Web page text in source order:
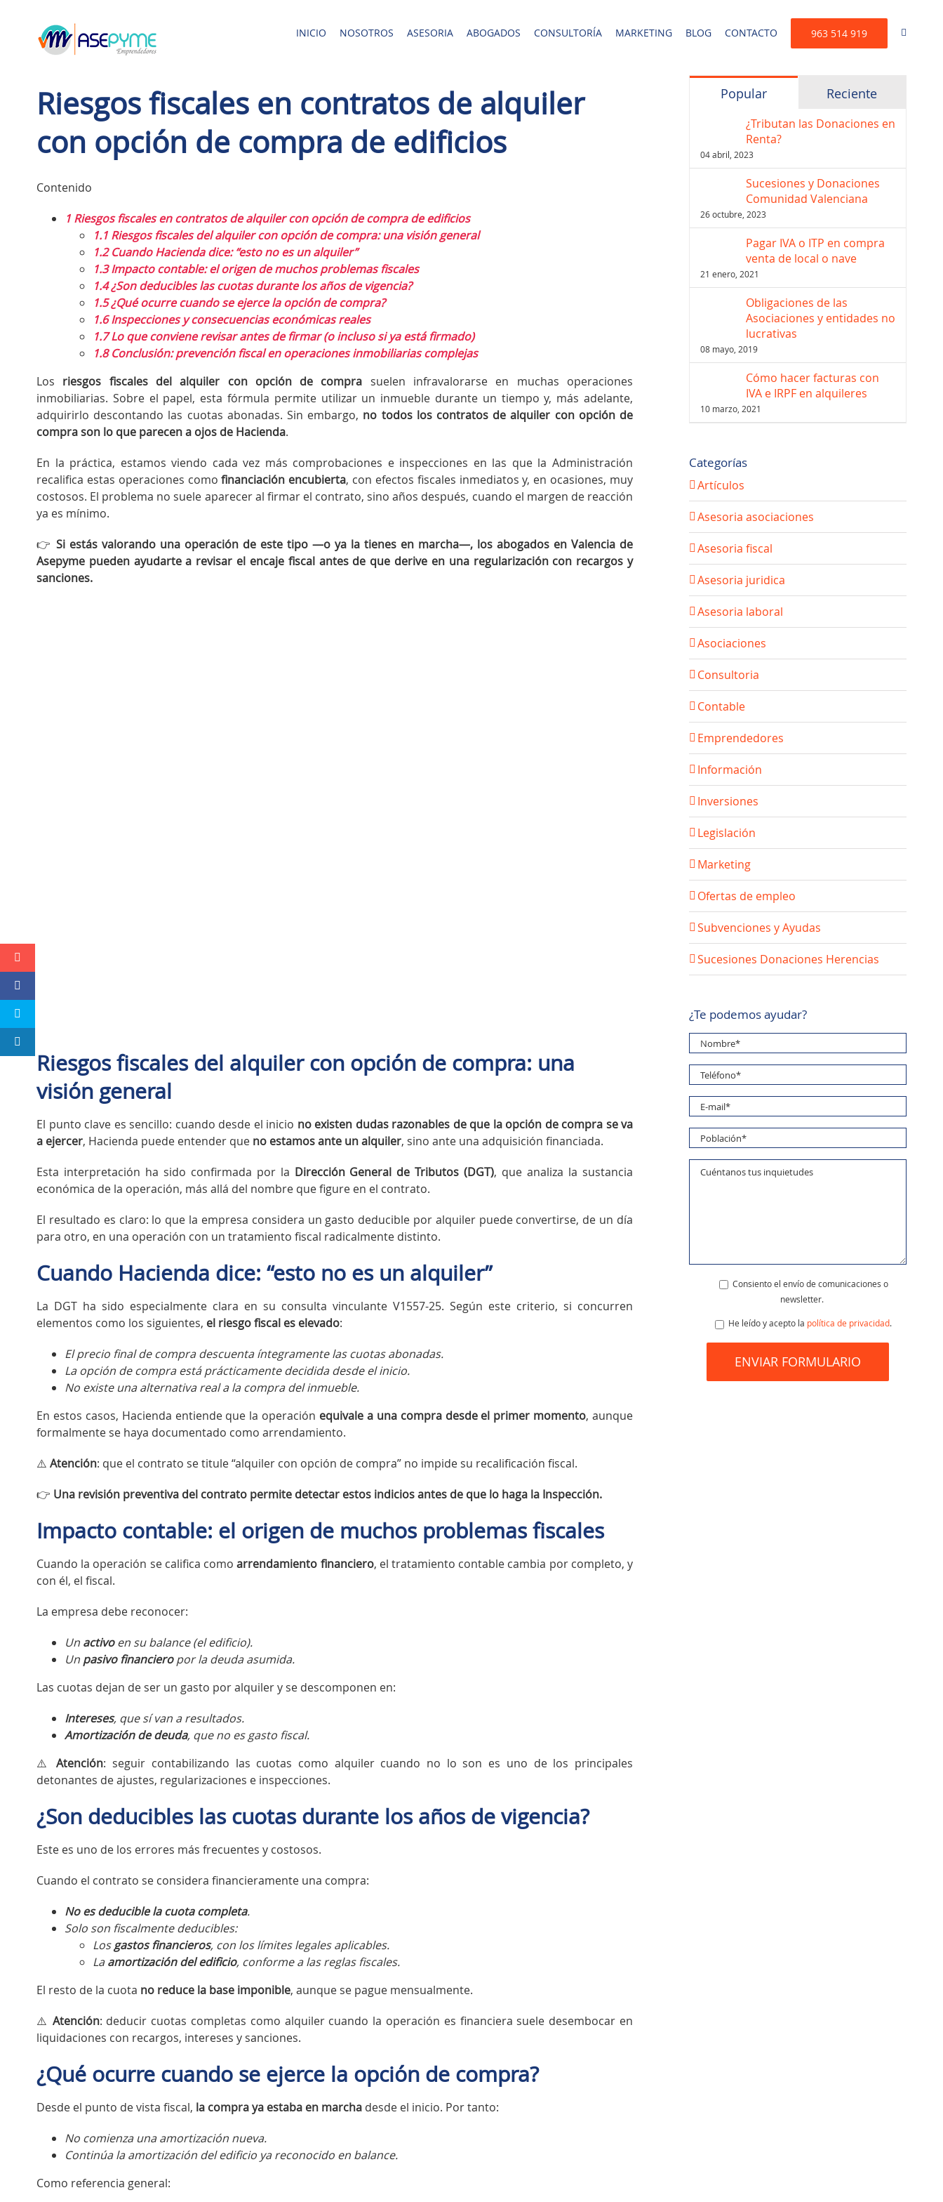
contenido
INICIO NOSOTROS ASESORIA ABOGADOS CONSULTORÍA MARKETING BLOG CONTACTO 963 514 919
Riesgos fiscales en contratos de alquiler
con opción de compra de edificios
Contenido
1 Riesgos fiscales en contratos de alquiler con opción de compra de edificios
1.1 Riesgos fiscales del alquiler con opción de compra: una visión general
1.2Cuando Hacienda dice: “esto no es un alquiler”
1.3Impacto contable: el origen de muchos problemas fiscales
1.4¿Son deducibles las cuotas durante los años de vigencia?
1.5¿Qué ocurre cuando se ejerce la opción de compra?
1.6Inspecciones y consecuencias económicas reales
1.7Lo que conviene revisar antes de firmar (o incluso si ya está firmado)
1.8Conclusión: prevención fiscal en operaciones inmobiliarias complejas
Los riesgos fiscales del alquiler con opción de compra suelen infravalorarse en muchas operaciones
inmobiliarias. Sobre el papel, esta fórmula permite utilizar un inmueble durante un tiempo y, más adelante,
adquirirlo descontando las cuotas abonadas. Sin embargo, no todos los contratos de alquiler con opción de
compra son lo que parecen a ojos de Hacienda.
En la práctica, estamos viendo cada vez más comprobaciones e inspecciones en las que la Administración
recalifica estas operaciones comofinanciación encubierta, con efectos fiscales inmediatos y, en ocasiones, muy
costosos. El problema no suele aparecer al firmar el contrato, sino años después, cuando el margen de reacción
ya es mínimo.
👉 Si estás valorando una operación de este tipo —o ya la tienes en marcha—, los abogados en Valencia de
Asepyme pueden ayudarte a revisar el encaje fiscal antes de que derive en una regularización con recargos y
sanciones.
Riesgos fiscales del alquiler con opción de compra: una
visión general
El punto clave es sencillo: cuando desde el inicio no existen dudas razonables de que la opción de compra se va
a ejercer, Hacienda puede entender que no estamos ante un alquiler, sino ante una adquisición financiada.
Esta interpretación ha sido confirmada por la Dirección General de Tributos (DGT), que analiza la sustancia
económica de la operación, más allá del nombre que figure en el contrato.
El resultado es claro: lo que la empresa considera un gasto deducible por alquiler puede convertirse, de un día
para otro, en una operación con un tratamiento fiscal radicalmente distinto.
Cuando Hacienda dice: “esto no es un alquiler”
La DGT ha sido especialmente clara en su consulta vinculante V1557-25. Según este criterio, si concurren
elementos como los siguientes, el riesgo fiscal es elevado:
El precio final de compra descuenta íntegramente las cuotas abonadas.
La opción de compra está prácticamente decidida desde el inicio.
No existe una alternativa real a la compra del inmueble.
En estos casos, Hacienda entiende que la operación equivale a una compra desde el primer momento, aunque
formalmente se haya documentado como arrendamiento.
⚠️ Atención: que el contrato se titule “alquiler con opción de compra” no impide su recalificación fiscal.
👉 Una revisión preventiva del contrato permite detectar estos indicios antes de que lo haga la Inspección.
Impacto contable: el origen de muchos problemas fiscales
Cuando la operación se califica comoarrendamiento financiero, el tratamiento contable cambia por completo, y
con él, el fiscal.
La empresa debe reconocer:
Un activoen su balance (el edificio).
Un pasivo financieropor la deuda asumida.
Las cuotas dejan de ser un gasto por alquiler y se descomponen en:
Intereses, que sí van a resultados.
Amortización de deuda, que no es gasto fiscal.
⚠️Atención: seguir contabilizando las cuotas como alquiler cuando no lo son es uno de los principales
detonantes de ajustes, regularizaciones e inspecciones.
¿Son deducibles las cuotas durante los años de vigencia?
Este es uno de los errores más frecuentes y costosos.
Cuando el contrato se considera financieramente una compra:
No es deducible la cuota completa.
Solo son fiscalmente deducibles:
Losgastos financieros, con los límites legales aplicables.
Laamortización del edificio, conforme a las reglas fiscales.
El resto de la cuota no reduce la base imponible, aunque se pague mensualmente.
⚠️ Atención: deducir cuotas completas como alquiler cuando la operación es financiera suele desembocar en
liquidaciones con recargos, intereses y sanciones.
¿Qué ocurre cuando se ejerce la opción de compra?
Desde el punto de vista fiscal, la compra ya estaba en marcha desde el inicio. Por tanto:
No comienza una amortización nueva.
Continúa la amortización del edificio ya reconocido en balance.
Como referencia general:
Popular Reciente
¿Tributan las Donaciones en
Renta?
04 abril, 2023
Sucesiones y Donaciones
Comunidad Valenciana
26 octubre, 2023
Pagar IVA o ITP en compra
venta de local o nave
21 enero, 2021
Obligaciones de las
Asociaciones y entidades no
lucrativas
08 mayo, 2019
Cómo hacer facturas con
IVA e IRPF en alquileres
10 marzo, 2021
Categorías
Artículos
Asesoria asociaciones
Asesoria fiscal
Asesoria juridica
Asesoria laboral
Asociaciones
Consultoria
Contable
Emprendedores
Información
Inversiones
Legislación
Marketing
Ofertas de empleo
Subvenciones y Ayudas
Sucesiones Donaciones Herencias
¿Te podemos ayudar?
Consiento el envío de comunicaciones o
newsletter.
He leído y acepto la política de privacidad.